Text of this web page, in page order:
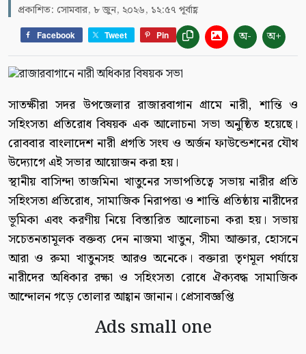
প্রকাশিত: সোমবার, ৮ জুন, ২০২৬, ১২:৫৭ পূর্বাহ্ণ
Facebook Tweet Pin অ- অ+
সাতক্ষীরা সদর উপজেলার রাজারবাগান গ্রামে নারী, শান্তি ও
সহিংসতা প্রতিরোধ বিষয়ক এক আলোচনা সভা অনুষ্ঠিত হয়েছে।
রোববার বাংলাদেশ নারী প্রগতি সংঘ ও অর্জন ফাউন্ডেশনের যৌথ
উদ্যোগে এই সভার আয়োজন করা হয়।
স্থানীয় বাসিন্দা তাজমিনা খাতুনের সভাপতিত্বে সভায় নারীর প্রতি
সহিংসতা প্রতিরোধ, সামাজিক নিরাপত্তা ও শান্তি প্রতিষ্ঠায় নারীদের
ভূমিকা এবং করণীয় নিয়ে বিস্তারিত আলোচনা করা হয়। সভায়
সচেতনতামূলক বক্তব্য দেন নাজমা খাতুন, সীমা আক্তার, হোসনে
আরা ও রুমা খাতুনসহ আরও অনেকে। বক্তারা তৃণমূল পর্যায়ে
নারীদের অধিকার রক্ষা ও সহিংসতা রোধে ঐক্যবদ্ধ সামাজিক
আন্দোলন গড়ে তোলার আহ্বান জানান। প্রেসাবজ্ঞপ্তি
Ads small one